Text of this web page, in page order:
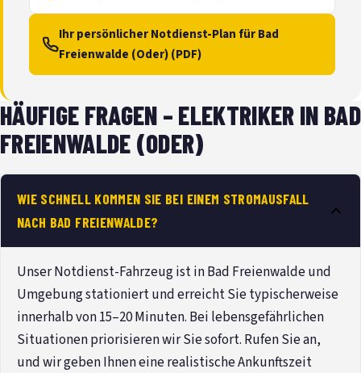
Ihr persönlicher Notdienst-Plan für Bad
Freienwalde (Oder) (PDF)
HÄUFIGE FRAGEN – ELEKTRIKER IN BAD
FREIENWALDE (ODER)
WIE SCHNELL KOMMEN SIE BEI EINEM STROMAUSFALL
NACH BAD FREIENWALDE?
Unser Notdienst-Fahrzeug ist in Bad Freienwalde und
Umgebung stationiert und erreicht Sie typischerweise
innerhalb von 15–20 Minuten. Bei lebensgefährlichen
Situationen priorisieren wir Sie sofort. Rufen Sie an,
und wir geben Ihnen eine realistische Ankunftszeit